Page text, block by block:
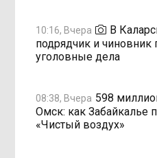
10:16, Вчера
В
подрядчик и чиновник
уголовные дела
08:38, Вчера 598
Омск: как Забайкалье
«Чистый воздух»